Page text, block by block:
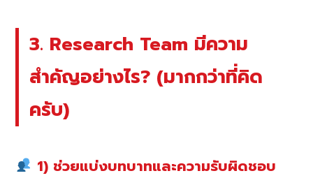
3. Research Team มีความ
สำคัญอย่างไร? (มากกว่าที่คิด
ครับ)
1) ช่วยแบ่งบทบาทและความรับผิดชอบ